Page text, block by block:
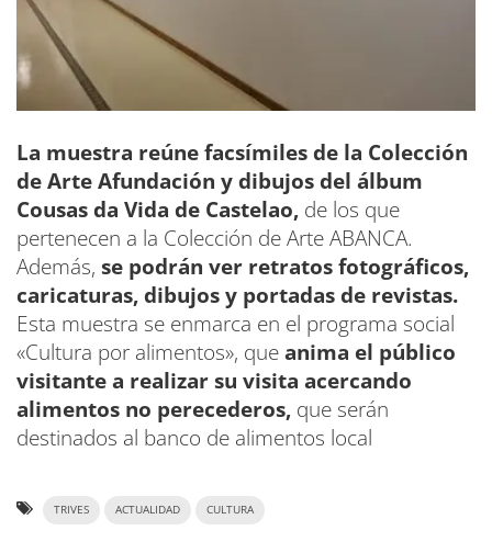
La muestra reúne facsímiles de la Colección
de Arte Afundación y dibujos del álbum
Cousas da Vida de Castelao, de los que
pertenecen a la Colección de Arte ABANCA.
Además, se podrán ver retratos fotográficos,
caricaturas, dibujos y portadas de revistas.
Esta muestra se enmarca en el programa social
«Cultura por alimentos», queanima el público
visitante a realizar su visita acercando
alimentos no perecederos, que serán
destinados al banco de alimentos local
TRIVES ACTUALIDAD CULTURA